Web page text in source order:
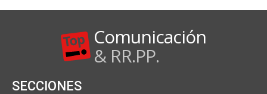
Comunicación
& RR.PP.
SECCIONES